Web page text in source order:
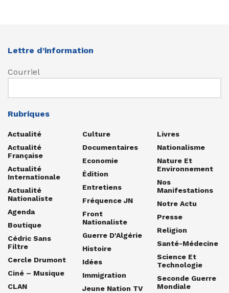
Lettre d’information
Courriel
Rubriques
Actualité
Actualité
Française
Actualité
Internationale
Actualité
Nationaliste
Agenda
Boutique
Cédric Sans
Filtre
Cercle Drumont
Ciné – Musique
CLAN
Culture
Documentaires
Economie
Édition
Entretiens
Fréquence JN
Front
Nationaliste
Guerre D'Algérie
Histoire
Idées
Immigration
Jeune Nation TV
Livres
Nationalisme
Nature Et
Environnement
Nos
Manifestations
Notre Actu
Presse
Religion
Santé-Médecine
Science Et
Technologie
Seconde Guerre
Mondiale